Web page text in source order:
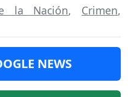
la Nación, Crimen,
NEWS